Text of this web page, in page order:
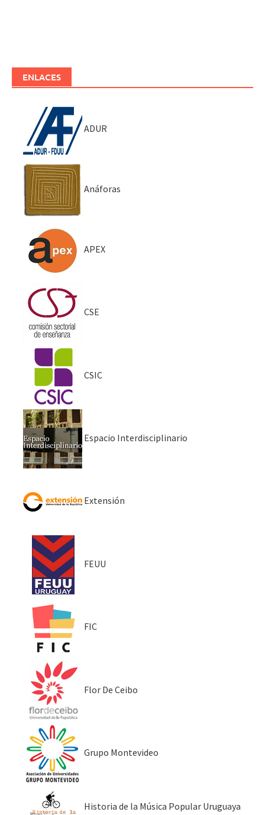
ENLACES
ADUR
Anáforas
APEX
CSE
CSIC
Espacio Interdisciplinario
Extensión
FEUU
FIC
Flor De Ceibo
Grupo Montevideo
Historia de la Música Popular Uruguaya